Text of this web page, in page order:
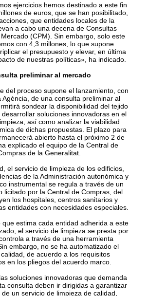
ejercicios hemos destinado a este fin
de euros, que se han posibilitado,
que entidades locales de la
a cabo una decena de Consultas
(CPM). Sin embargo, solo este
con 4,3 millones, lo que supone
el presupuesto y elevar, en última
de nuestras políticas», ha indicado.
preliminar al mercado
del proceso supone el lanzamiento, con
Agència, de una consulta preliminar al
sondear la disponibilidad del tejido
soluciones innovadoras en el
así como analizar la viabilidad
de dichas propuestas. El plazo para
abierto hasta el próximo 2 de
explicado el equipo de la Central de
de la Generalitat.
el servicio de limpieza de los edificios,
de la Administración autonómica y
instrumental se regula a través de un
licitado por la Central de Compras, del
los hospitales, centros sanitarios y
entidades con necesidades especiales.
que estima cada entidad adherida a este
el servicio de limpieza se presta por
a través de una herramienta
embargo, no se ha automatizado el
de acuerdo a los requisitos
en los pliegos del acuerdo marco.
soluciones innovadoras que demanda
consulta deben ir dirigidas a garantizar
un servicio de limpieza de calidad,